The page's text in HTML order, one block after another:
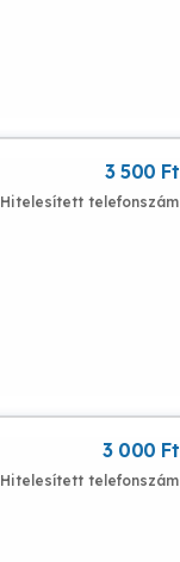
3 500 Ft
Hitelesített telefonszám
3 000 Ft
Hitelesített telefonszám